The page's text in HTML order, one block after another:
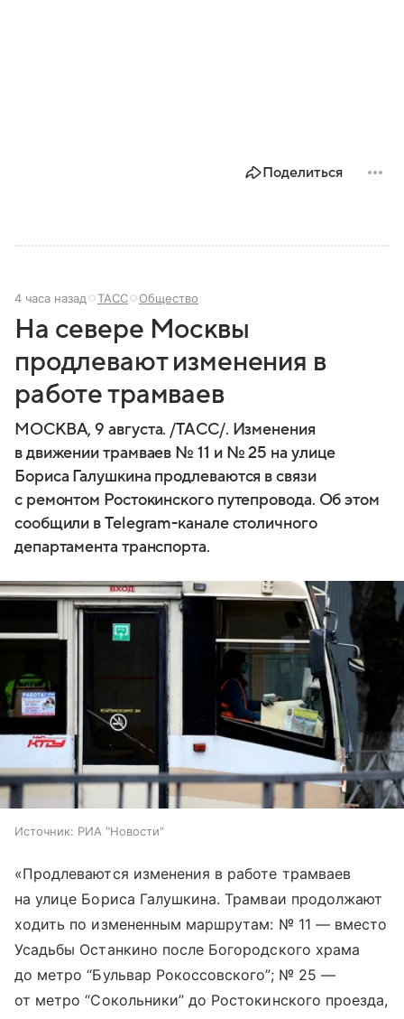
Поделиться
4 часа назад ТАСС Общество
На севере Москвы
продлевают изменения в
работе трамваев
МОСКВА, 9 августа. /ТАСС/. Изменения
в движении трамваев № 11 и № 25 на улице
Бориса Галушкина продлеваются в связи
с ремонтом Ростокинского путепровода. Об этом
сообщили в Telegram-канале столичного
департамента транспорта.
Источник: РИА "Новости"
«Продлеваются изменения в работе трамваев
на улице Бориса Галушкина. Трамваи продолжают
ходить по измененным маршрутам: № 11 — вместо
Усадьбы Останкино после Богородского храма
до метро “Бульвар Рокоссовского”; № 25 —
от метро “Сокольники” до Ростокинского проезда,